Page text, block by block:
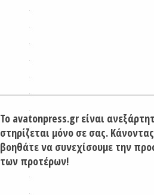
Το avatonpress.gr είναι
στηρίζεται μόνο σε σας.
βοηθάτε να συνεχίσουμε την
των προτέρων!